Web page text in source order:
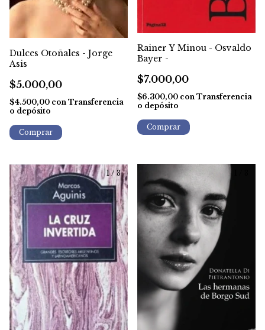
Dulces Otoñales - Jorge
Asis
$5.000,00
$4.500,00 con Transferencia
o depósito
Rainer Y Minou - Osvaldo
Bayer -
$7.000,00
$6.300,00 con Transferencia
o depósito
1/ 3